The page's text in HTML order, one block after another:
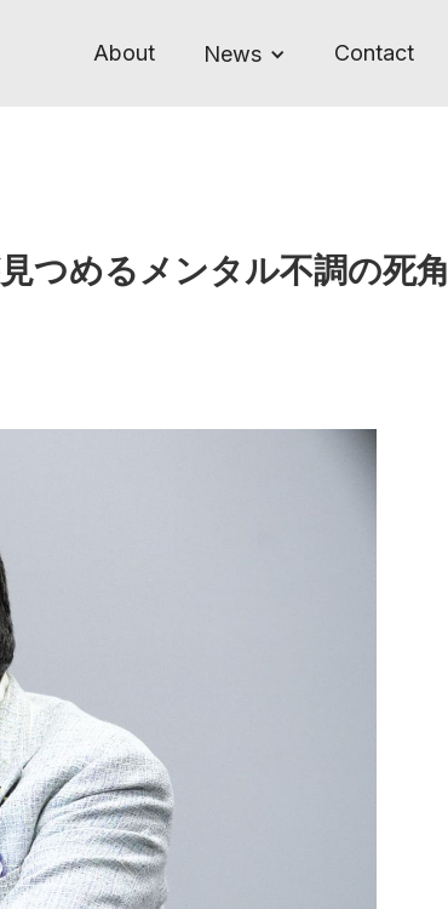
About News Contact
つめるメンタル不調の死角